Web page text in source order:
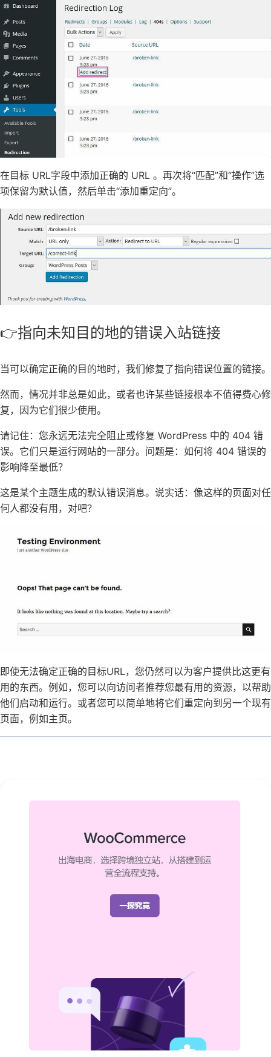
在目标 URL字段中添加正确的 URL 。再次将“匹配”和“操作”选
项保留为默认值，然后单击“添加重定向”。
👉指向未知目的地的错误入站链接
当可以确定正确的目的地时，我们修复了指向错误位置的链接。
然而，情况并非总是如此，或者也许某些链接根本不值得费心修
复，因为它们很少使用。
请记住：您永远无法完全阻止或修复 WordPress 中的 404 错
误。它们只是运行网站的一部分。问题是：如何将 404 错误的
影响降至最低？
这是某个主题生成的默认错误消息。说实话：像这样的页面对任
何人都没有用，对吧？
即使无法确定正确的目标URL，您仍然可以为客户提供比这更有
用的东西。例如，您可以向访问者推荐您最有用的资源，以帮助
他们启动和运行。或者您可以简单地将它们重定向到另一个现有
页面，例如主页。